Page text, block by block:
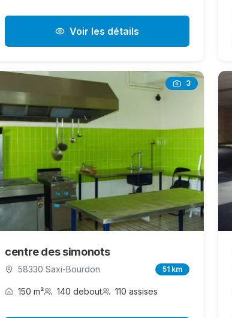
Voir les détails
3
centre des simonots
58330 Saxi-Bourdon 51 km
150 m² 140 debout 110 assises